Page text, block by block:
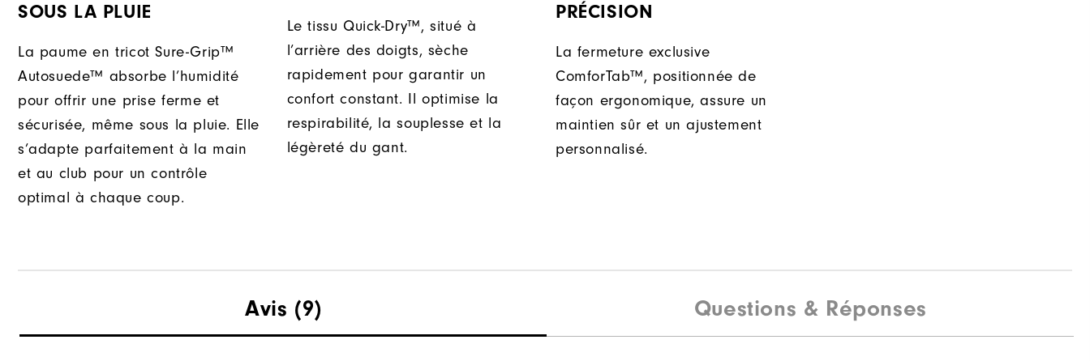
SOUS LA PLUIE
La paume en tricot Sure-Grip™
Autosuede™ absorbe l’humidité
pour offrir une prise ferme et
sécurisée, même sous la pluie. Elle
s’adapte parfaitement à la main
et au club pour un contrôle
optimal à chaque coup.
Le tissu Quick-Dry™, situé à
l’arrière des doigts, sèche
rapidement pour garantir un
confort constant. Il optimise la
respirabilité, la souplesse et la
légèreté du gant.
PRÉCISION
La fermeture exclusive
ComforTab™, positionnée de
façon ergonomique, assure un
maintien sûr et un ajustement
personnalisé.
Avis (9) Questions & Réponses